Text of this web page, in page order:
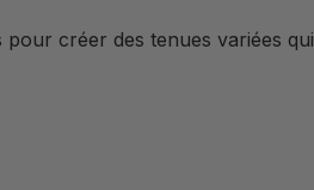
créer des tenues variées qui